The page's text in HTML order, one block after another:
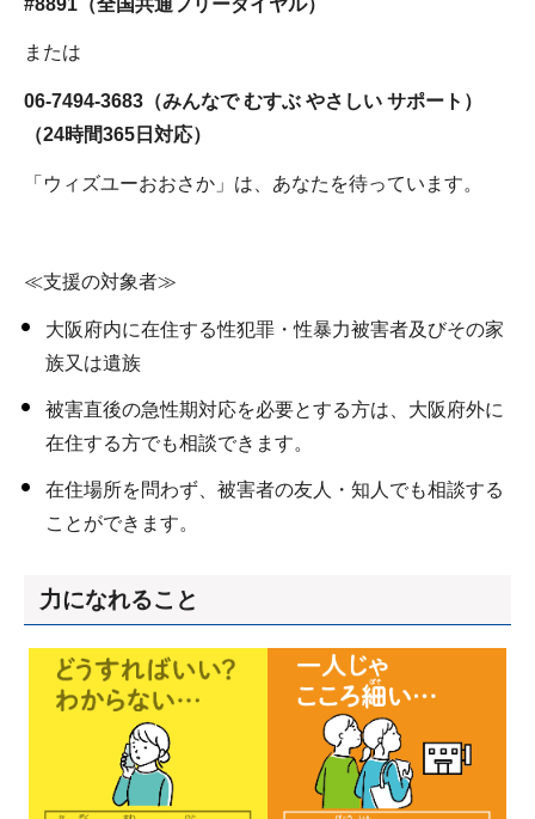
または
06-7494-3683（みんなで むすぶ やさしい サポート）
（24時間365日対応）
「ウィズユーおおさか」は、あなたを待っています。
≪支援の対象者≫
大阪府内に在住する性犯罪・性暴力被害者及びその家
族又は遺族
被害直後の急性期対応を必要とする方は、大阪府外に
在住する方でも相談できます。
在住場所を問わず、被害者の友人・知人でも相談する
ことができます。
力になれること